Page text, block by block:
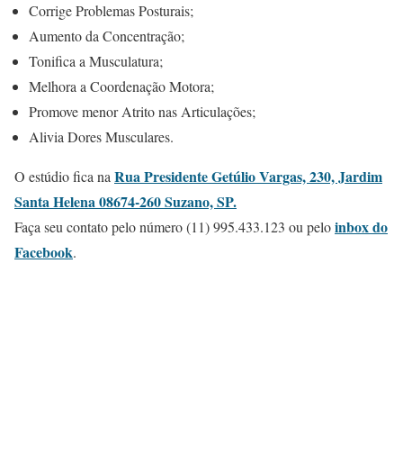
Corrige Problemas Posturais;
Aumento da Concentração;
Tonifica a Musculatura;
Melhora a Coordenação Motora;
Promove menor Atrito nas Articulações;
Alivia Dores Musculares.
O estúdio fica na Rua Presidente Getúlio Vargas, 230, Jardim
Santa Helena 08674-260 Suzano, SP.
Faça seu contato pelo número (11) 995.433.123 ou peloinbox do
Facebook.